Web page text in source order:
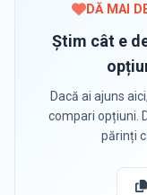
DĂ MAI
Știm cât e
Dacă ai ajuns
compari opțiuni.
părinți